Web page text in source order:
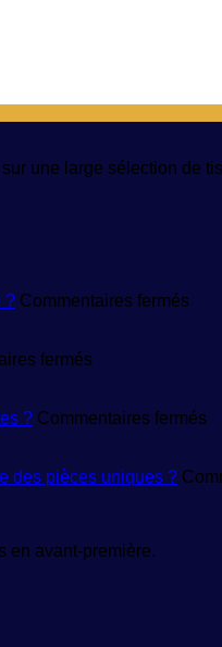
une large sélection de
? Commentaires fermés
:
un
fermés
porter
où
tendance
? Commentaires fermés
:
des pièces uniques ?
en avant-première.